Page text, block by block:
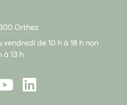
Orthez
de 10 h à 18 h non
13 h
LinkedIn